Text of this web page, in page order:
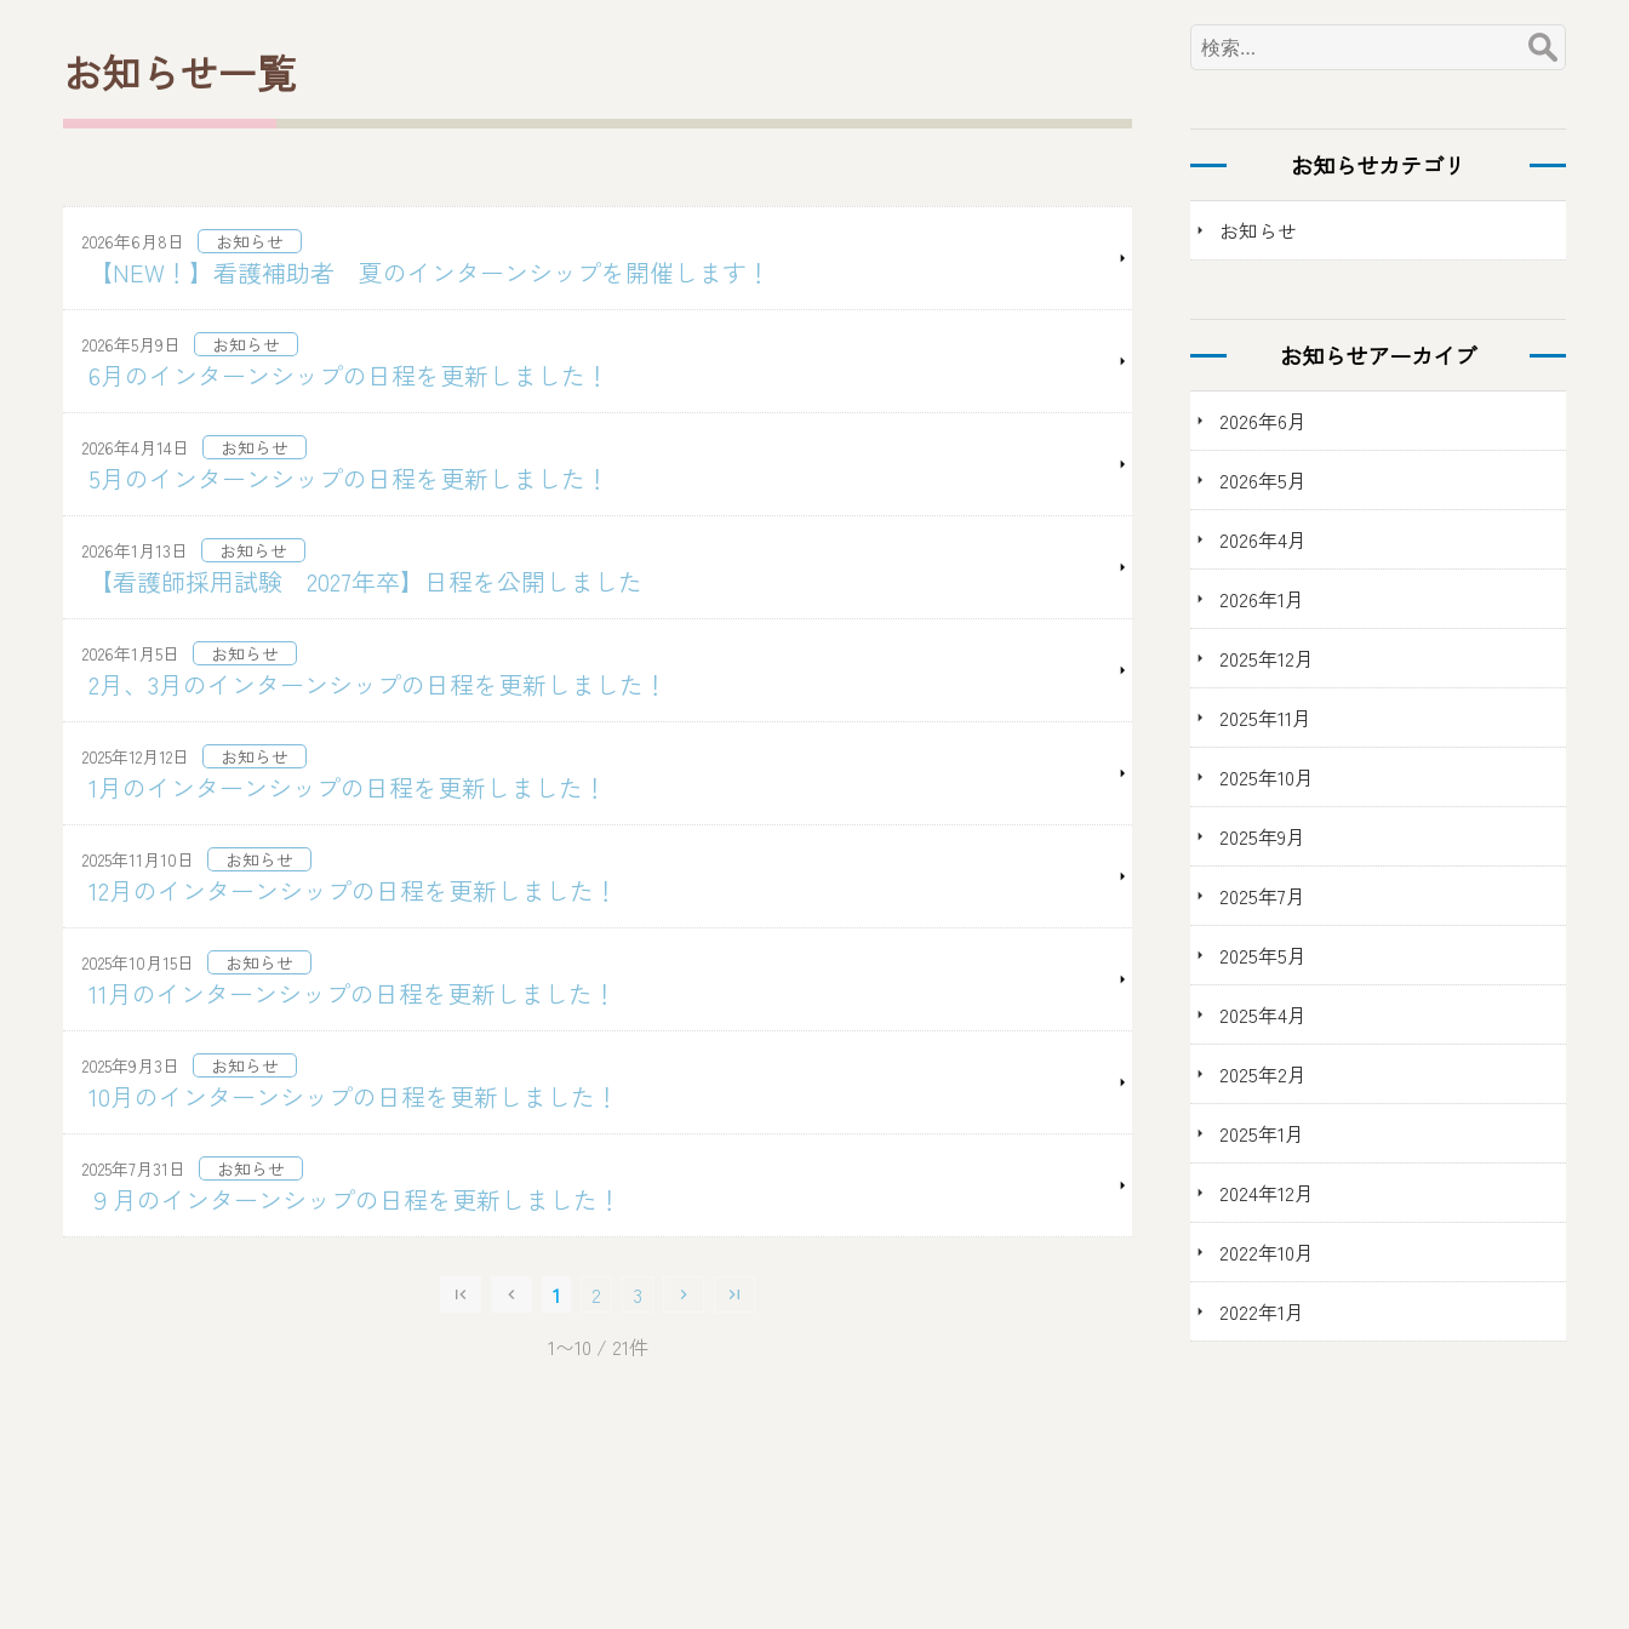
お知らせ一覧
【NEW！】看護補助者 夏のインターンシップを開催します！
2026年6月8日 お知らせ
6月のインターンシップの日程を更新しました！
2026年5月9日 お知らせ
5月のインターンシップの日程を更新しました！
2026年4月14日 お知らせ
【看護師採用試験 2027年卒】日程を公開しました
2026年1月13日 お知らせ
2月、3月のインターンシップの日程を更新しました！
2026年1月5日 お知らせ
1月のインターンシップの日程を更新しました！
2025年12月12日 お知らせ
12月のインターンシップの日程を更新しました！
2025年11月10日 お知らせ
11月のインターンシップの日程を更新しました！
2025年10月15日 お知らせ
10月のインターンシップの日程を更新しました！
2025年9月3日 お知らせ
９月のインターンシップの日程を更新しました！
2025年7月31日 お知らせ
1 2
3
1〜10 / 21件
検
索:
お知らせカテゴリ
お知らせ
お知らせアーカイブ
2026年6月
2026年5月
2026年4月
2026年1月
2025年12月
2025年11月
2025年10月
2025年9月
2025年7月
2025年5月
2025年4月
2025年2月
2025年1月
2024年12月
2022年10月
2022年1月